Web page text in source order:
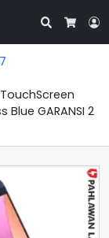
Search
TouchScreen
Blue GARANSI 2